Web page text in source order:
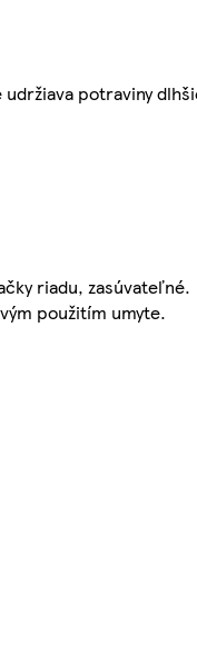
potraviny
riadu, zasúvateľné.
použitím umyte.